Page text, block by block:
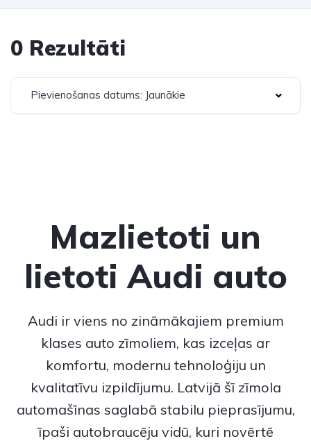
0 Rezultāti
Pievienošanas datums: Jaunākie
Mazlietoti un
lietoti Audi auto
Audi ir viens no zināmākajiem premium
klases auto zīmoliem, kas izceļas ar
komfortu, modernu tehnoloģiju un
kvalitatīvu izpildījumu. Latvijā šī zīmola
automašīnas saglabā stabilu pieprasījumu,
īpaši autobraucēju vidū, kuri novērtē